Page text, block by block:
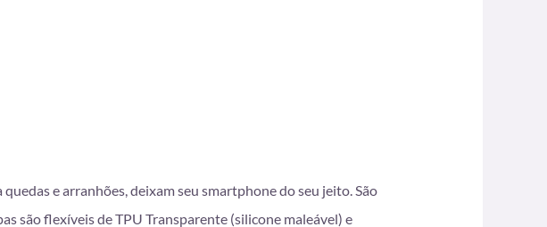
e arranhões, deixam seu smartphone do seu jeito. São
são flexíveis de TPU Transparente (silicone maleável) e